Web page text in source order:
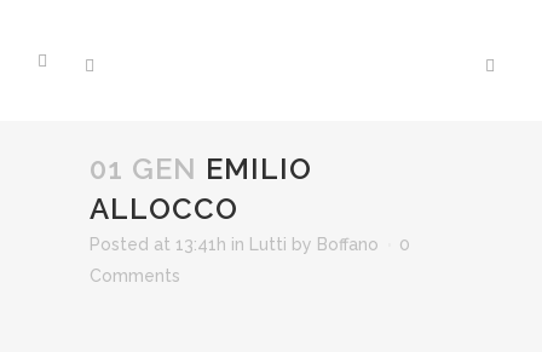
01 GEN EMILIO
ALLOCCO
Posted at 13:41h in Lutti by Boffano
0
Comments